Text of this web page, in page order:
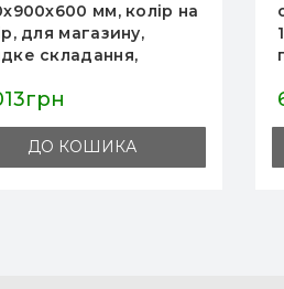
обладнання з ДСП
1300х4430х650 мм для
пивного магазину,
ДО КОШИКА